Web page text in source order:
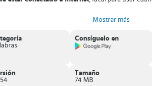
Mostrar más
Consíguelo en
Tamaño
74 MB